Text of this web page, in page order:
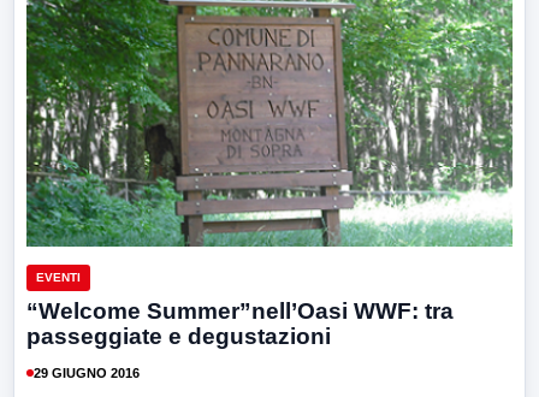
EVENTI
“Welcome Summer”nell’Oasi WWF: tra
passeggiate e degustazioni
29 GIUGNO 2016